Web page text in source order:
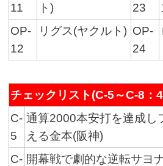
11
ト)
23
OP-
12
リグス(ヤクルト) OP-
24
チェックリスト(C-5～C-8：
C-
5
通算2000本安打を達成し
える金本(阪神)
C- 開幕戦で劇的な逆転サヨ